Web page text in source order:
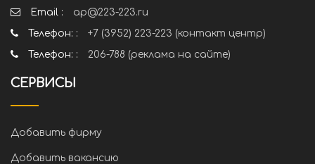
Email :
ap@223-223.ru
Телефон: :
+7 (3952) 223-223 (контакт центр)
Телефон: :
206-788 (реклама на сайте)
СЕРВИСЫ
Добавить фирму
Добавить вакансию